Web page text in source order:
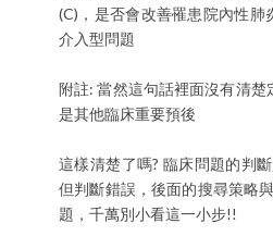
(C)，是否會改善罹患院內性肺
介入型問題
附註: 當然這句話裡面沒有清
是其他臨床重要預後
這樣清楚了嗎? 臨床問題的判
但判斷錯誤，後面的搜尋策略
題，千萬別小看這一小步!!